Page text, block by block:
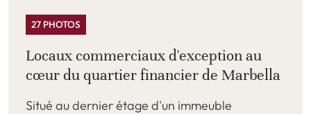
27 PHOTOS
Locaux commerciaux d'exception au
cœur du quartier financier de Marbella
Situé au dernier étage d'un immeuble